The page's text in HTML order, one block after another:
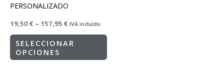
PERSONALIZADO
19,50€ – 157,95 € IVA incluído
SELECCIONAR
OPCIONES